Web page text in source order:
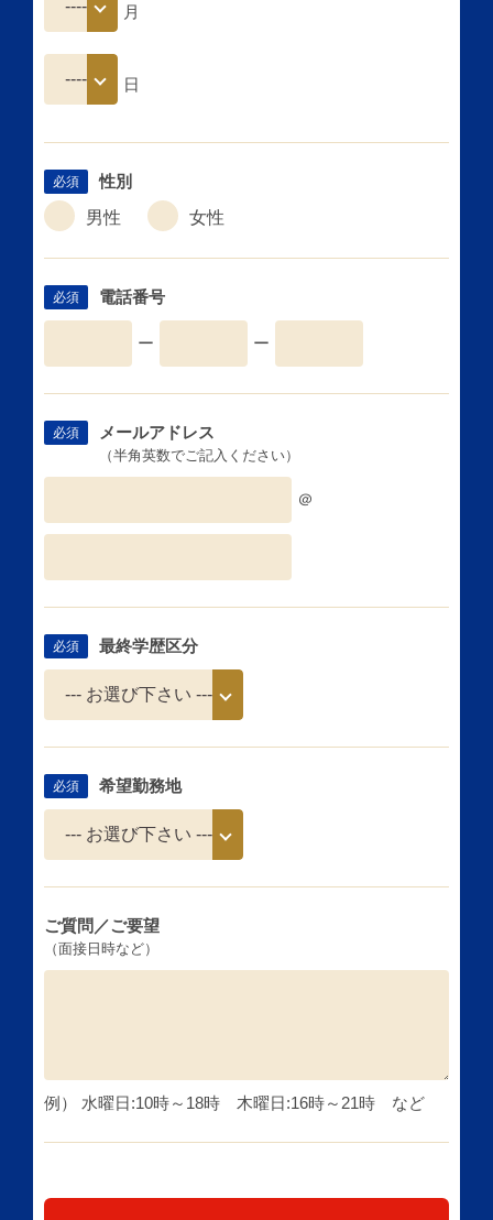
月
日
必須
性別
男性
女性
必須 電話番号
ー ー
必須 メールアドレス
（半角英数でご記入ください）
＠
必須 最終学歴区分
必須 希望勤務地
ご質問／ご要望
（面接日時など）
例） 水曜日:10時～18時 木曜日:16時～21時 など